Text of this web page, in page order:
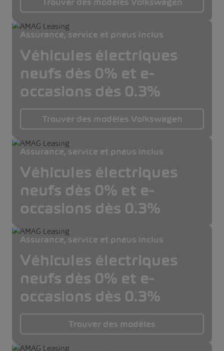
Trouver des modèles Volkswagen
Assurance, service et pneus inclus
Véhicules électriques
neufs dès 0% et e-
occasions dès 0.3%
Trouver des modèles Volkswagen
Assurance, service et pneus inclus
Véhicules électriques
neufs dès 0% et e-
occasions dès 0.3%
Assurance, service et pneus inclus
Véhicules électriques
neufs dès 0% et e-
occasions dès 0.3%
Trouver des modèles